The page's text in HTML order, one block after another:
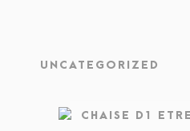
UNCATEGORIZED